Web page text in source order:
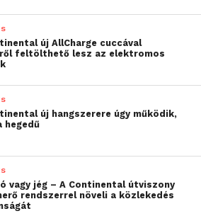
új AllCharge cuccával
feltölthető lesz az elektromos
új hangszerere úgy működik,
hegedű
vagy jég – A Continental útviszony
rendszerrel növeli a közlekedés